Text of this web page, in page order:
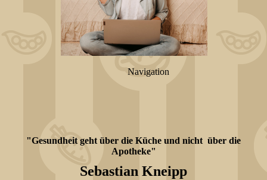
Navigation
"Gesundheit geht über die Küche und nicht über die
Apotheke"
Sebastian Kneipp